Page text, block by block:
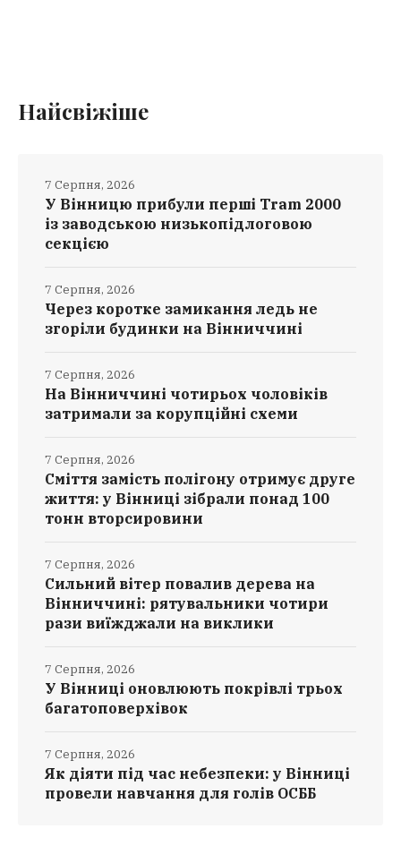
Найсвіжіше
У Вінницю прибули перші Tram 2000
із заводською низькопідлоговою
секцією
7 Серпня, 2026
Через коротке замикання ледь не
згоріли будинки на Вінниччині
7 Серпня, 2026
На Вінниччині чотирьох чоловіків
затримали за корупційні схеми
7 Серпня, 2026
Сміття замість полігону отримує друге
життя: у Вінниці зібрали понад 100
тонн вторсировини
7 Серпня, 2026
Сильний вітер повалив дерева на
Вінниччині: рятувальники чотири
рази виїжджали на виклики
7 Серпня, 2026
У Вінниці оновлюють покрівлі трьох
багатоповерхівок
7 Серпня, 2026
Як діяти під час небезпеки: у Вінниці
провели навчання для голів ОСББ
7 Серпня, 2026